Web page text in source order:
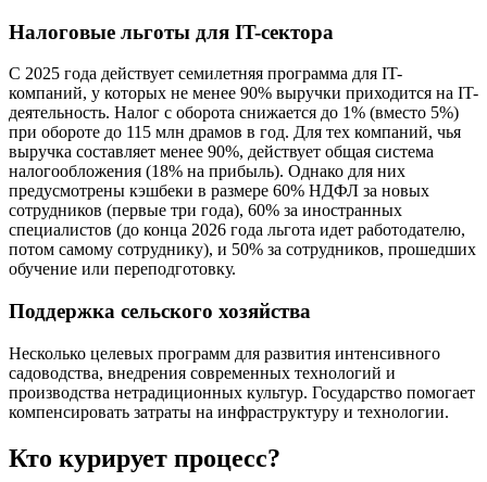
Налоговые льготы для IT-сектора
С 2025 года действует семилетняя программа для IT-
компаний, у которых не менее 90% выручки приходится на IT-
деятельность. Налог с оборота снижается до 1% (вместо 5%)
при обороте до 115 млн драмов в год. Для тех компаний, чья
выручка составляет менее 90%, действует общая система
налогообложения (18% на прибыль). Однако для них
предусмотрены кэшбеки в размере 60% НДФЛ за новых
сотрудников (первые три года), 60% за иностранных
специалистов (до конца 2026 года льгота идет работодателю,
потом самому сотруднику), и 50% за сотрудников, прошедших
обучение или переподготовку.
Поддержка сельского хозяйства
Несколько целевых программ для развития интенсивного
садоводства, внедрения современных технологий и
производства нетрадиционных культур. Государство помогает
компенсировать затраты на инфраструктуру и технологии.
Кто курирует процесс?